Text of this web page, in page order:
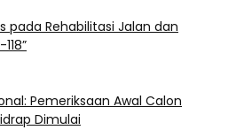
pada Rehabilitasi Jalan dan
Pemeriksaan Awal Calon
Dimulai